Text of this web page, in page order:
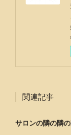
関連記事
サロンの隣の隣